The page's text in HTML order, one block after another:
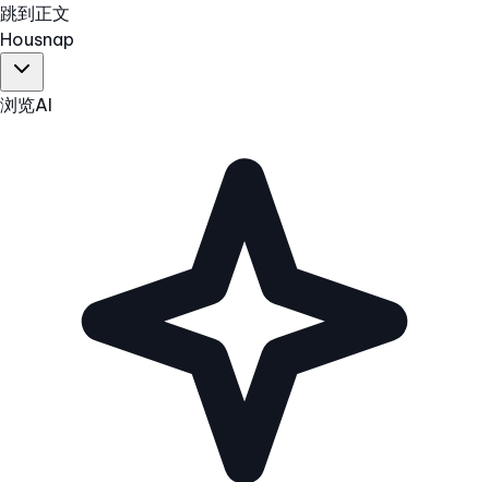
跳到正文
Housnap
浏览AI